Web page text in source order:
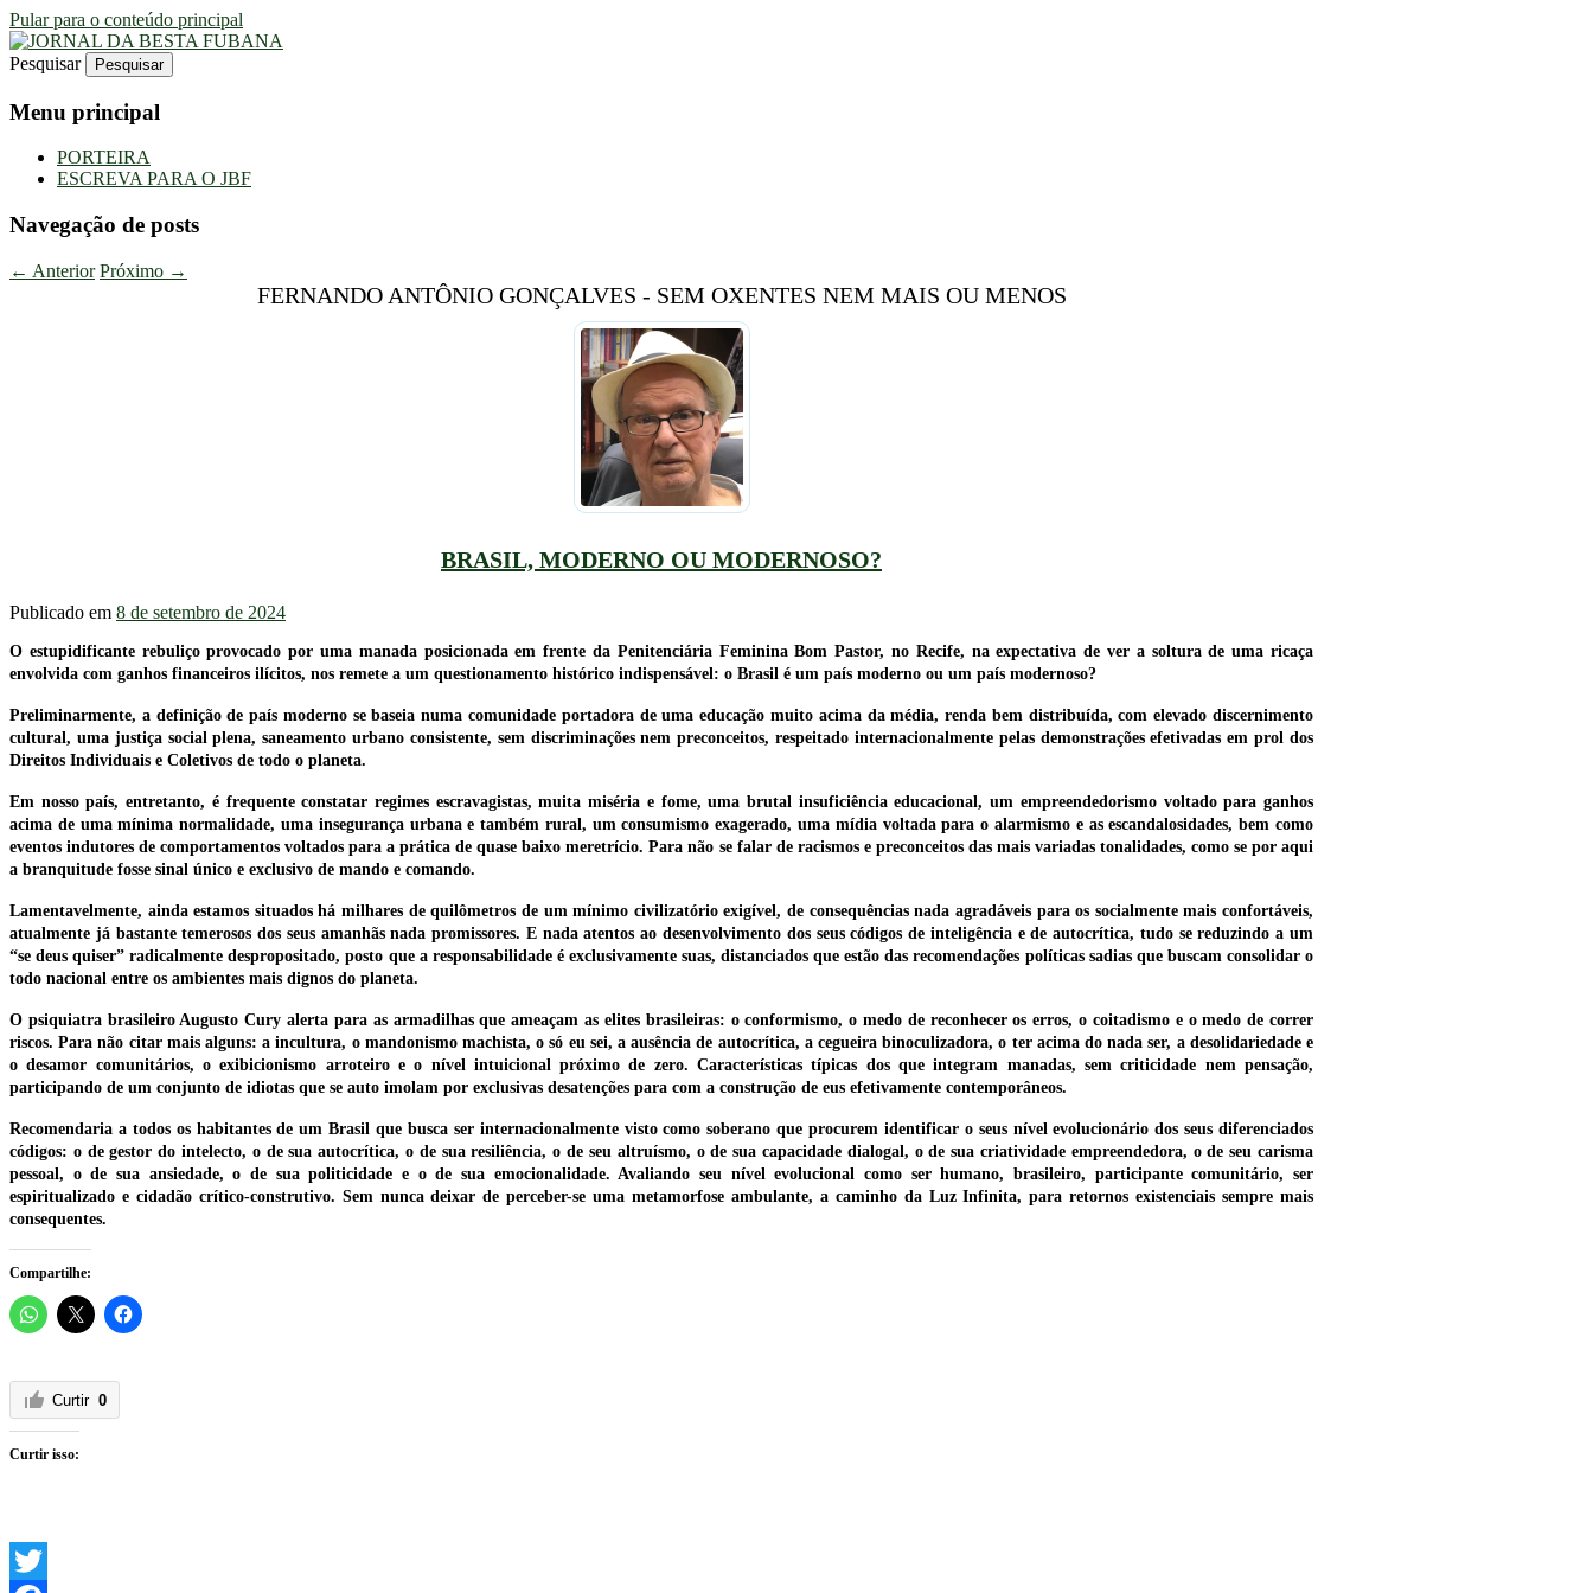
Pular para o conteúdo principal
JORNAL DA BESTA FUBANA
Uma Gazeta Escrota
Pesquisar
Menu principal
PORTEIRA
ESCREVA PARA O JBF
Navegação de posts
← Anterior Próximo →
FERNANDO ANTÔNIO GONÇALVES - SEM OXENTES NEM MAIS OU MENOS
BRASIL, MODERNO OU MODERNOSO?
Publicado em 8 de setembro de 2024
O estupidificante rebuliço provocado por uma manada posicionada em frente da Penitenciária Feminina Bom Pastor, no Recife, na expectativa de ver a soltura de uma ricaça
envolvida com ganhos financeiros ilícitos, nos remete a um questionamento histórico indispensável: o Brasil é um país moderno ou um país modernoso?
Preliminarmente, a definição de país moderno se baseia numa comunidade portadora de uma educação muito acima da média, renda bem distribuída, com elevado discernimento
cultural, uma justiça social plena, saneamento urbano consistente, sem discriminações nem preconceitos, respeitado internacionalmente pelas demonstrações efetivadas em prol dos
Direitos Individuais e Coletivos de todo o planeta.
Em nosso país, entretanto, é frequente constatar regimes escravagistas, muita miséria e fome, uma brutal insuficiência educacional, um empreendedorismo voltado para ganhos
acima de uma mínima normalidade, uma insegurança urbana e também rural, um consumismo exagerado, uma mídia voltada para o alarmismo e as escandalosidades, bem como
eventos indutores de comportamentos voltados para a prática de quase baixo meretrício. Para não se falar de racismos e preconceitos das mais variadas tonalidades, como se por aqui
a branquitude fosse sinal único e exclusivo de mando e comando.
Lamentavelmente, ainda estamos situados há milhares de quilômetros de um mínimo civilizatório exigível, de consequências nada agradáveis para os socialmente mais confortáveis,
atualmente já bastante temerosos dos seus amanhãs nada promissores. E nada atentos ao desenvolvimento dos seus códigos de inteligência e de autocrítica, tudo se reduzindo a um
“se deus quiser” radicalmente despropositado, posto que a responsabilidade é exclusivamente suas, distanciados que estão das recomendações políticas sadias que buscam consolidar o
todo nacional entre os ambientes mais dignos do planeta.
O psiquiatra brasileiro Augusto Cury alerta para as armadilhas que ameaçam as elites brasileiras: o conformismo, o medo de reconhecer os erros, o coitadismo e o medo de correr
riscos. Para não citar mais alguns: a incultura, o mandonismo machista, o só eu sei, a ausência de autocrítica, a cegueira binoculizadora, o ter acima do nada ser, a desolidariedade e
o desamor comunitários, o exibicionismo arroteiro e o nível intuicional próximo de zero. Características típicas dos que integram manadas, sem criticidade nem pensação,
participando de um conjunto de idiotas que se auto imolam por exclusivas desatenções para com a construção de eus efetivamente contemporâneos.
Recomendaria a todos os habitantes de um Brasil que busca ser internacionalmente visto como soberano que procurem identificar o seus nível evolucionário dos seus diferenciados
códigos: o de gestor do intelecto, o de sua autocrítica, o de sua resiliência, o de seu altruísmo, o de sua capacidade dialogal, o de sua criatividade empreendedora, o de seu carisma
pessoal, o de sua ansiedade, o de sua politicidade e o de sua emocionalidade. Avaliando seu nível evolucional como ser humano, brasileiro, participante comunitário, ser
espiritualizado e cidadão crítico-construtivo. Sem nunca deixar de perceber-se uma metamorfose ambulante, a caminho da Luz Infinita, para retornos existenciais sempre mais
consequentes.
Compartilhe:
Curtir 0
Curtir isso: